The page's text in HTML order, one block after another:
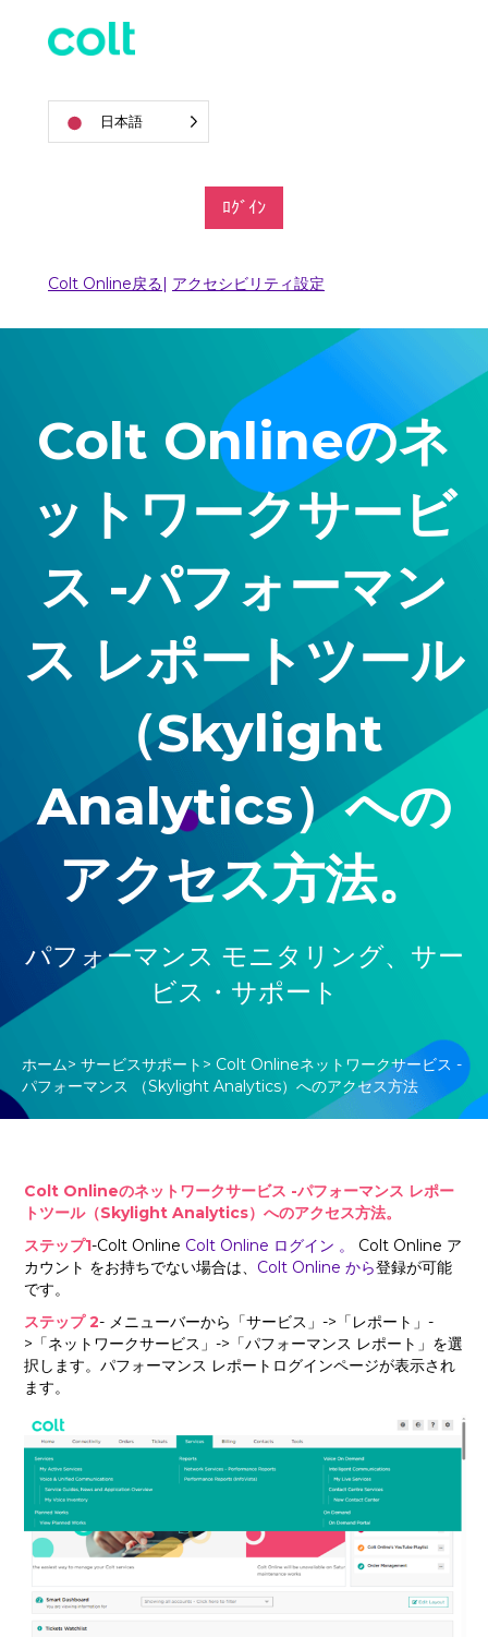
日本語
ﾛｸﾞｲﾝ
Colt Online戻る アクセシビリティ設定
Colt Onlineのネ
ットワークサービ
ス -パフォーマン
ス レポートツール
（Skylight
Analytics）への
アクセス方法。
パフォーマンス モニタリング、 サー
ビス・サポート
ホーム> サービスサポート > Colt Onlineネットワークサービス -
パフォーマンス （Skylight Analytics）へのアクセス方法
Colt Onlineのネットワークサービス -パフォーマンス レポー
トツール（Skylight Analytics）へのアクセス方法。
ステップ1-Colt Online Colt Online ログイン 。
Colt Online ア
カウント をお持ちでない場合は、 Colt Onlineから登録が可能
です。
ステップ 2- メニューバーから「サービス」->「レポート」-
>「ネットワークサービス」->「パフォーマンス レポート」を選
択します。パフォーマンス レポートログインページが表示され
ます。